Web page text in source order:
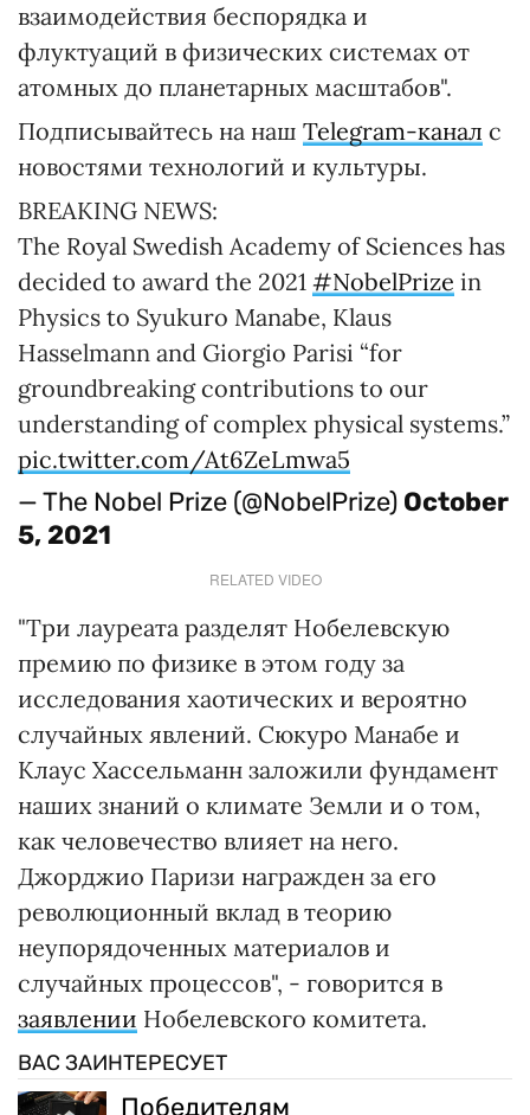
взаимодействия беспорядка и
флуктуаций в физических системах от
атомных до планетарных масштабов".
Подписывайтесь на наш Telegram-канал с
новостями технологий и культуры.
BREAKING NEWS:
The Royal Swedish Academy of Sciences has
decided to award the 2021 #NobelPrize in
Physics to Syukuro Manabe, Klaus
Hasselmann and Giorgio Parisi “for
groundbreaking contributions to our
understanding of complex physical systems.”
pic.twitter.com/At6ZeLmwa5
— The Nobel Prize (@NobelPrize) October
5, 2021
RELATED VIDEO
"Три лауреата разделят Нобелевскую
премию по физике в этом году за
исследования хаотических и вероятно
случайных явлений. Сюкуро Манабе и
Клаус Хассельманн заложили фундамент
наших знаний о климате Земли и о том,
как человечество влияет на него.
Джорджио Паризи награжден за его
революционный вклад в теорию
неупорядоченных материалов и
случайных процессов", - говорится в
заявлении Нобелевского комитета.
ВАС ЗАИНТЕРЕСУЕТ
Победителям